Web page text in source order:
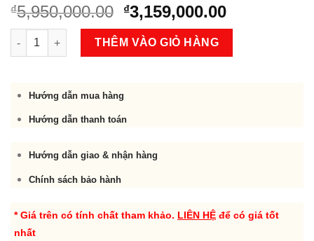
₫5,950,000.00 Original
price
was:
₫5,950,000.00.
₫3,159,000.00Current
price
Bếp gas âm Faster FS 219S đúng giá số lượng
THÊM VÀO GIỎ HÀNG
Hướng dẫn mua hàng
Hướng dẫn thanh toán
Hướng dẫn giao & nhận hàng
Chính sách bảo hành
* Giá trên có tính chất tham khảo. LIÊN HỆ để có giá tốt
nhất